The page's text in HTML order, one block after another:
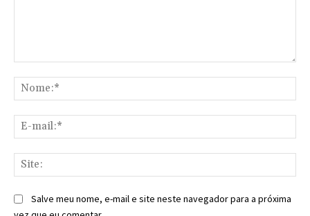
Salve meu nome, e-mail e site neste navegador para a próxima